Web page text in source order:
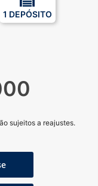
1 DEPÓSITO
sujeitos a reajustes.